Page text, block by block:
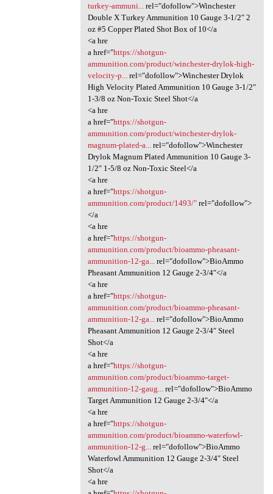
turkey-ammuni...rel="dofollow">Winchester
Double X Turkey Ammunition 10 Gauge 3-1/2″ 2
oz #5 Copper Plated Shot Box of 10</a
<a hre
a href="https://shotgun-
ammunition.com/product/winchester-drylok-high-
velocity-p...rel="dofollow">Winchester Drylok
High Velocity Plated Ammunition 10 Gauge 3-1/2″
1-3/8 oz Non-Toxic Steel Shot</a
<a hre
a href="https://shotgun-
ammunition.com/product/winchester-drylok-
magnum-plated-a...rel="dofollow">Winchester
Drylok Magnum Plated Ammunition 10 Gauge 3-
1/2″ 1-5/8 oz Non-Toxic Steel</a
<a hre
a href="https://shotgun-
ammunition.com/product/1493/"rel="dofollow">
</a
<a hre
a href="https://shotgun-
ammunition.com/product/bioammo-pheasant-
ammunition-12-ga...rel="dofollow">BioAmmo
Pheasant Ammunition 12 Gauge 2-3/4″</a
<a hre
a href="https://shotgun-
ammunition.com/product/bioammo-pheasant-
ammunition-12-ga...rel="dofollow">BioAmmo
Pheasant Ammunition 12 Gauge 2-3/4″ Steel
Shot</a
<a hre
a href="https://shotgun-
ammunition.com/product/bioammo-target-
ammunition-12-gaug...rel="dofollow">BioAmmo
Target Ammunition 12 Gauge 2-3/4″</a
<a hre
a href="https://shotgun-
ammunition.com/product/bioammo-waterfowl-
ammunition-12-g...rel="dofollow">BioAmmo
Waterfowl Ammunition 12 Gauge 2-3/4″ Steel
Shot</a
<a hre